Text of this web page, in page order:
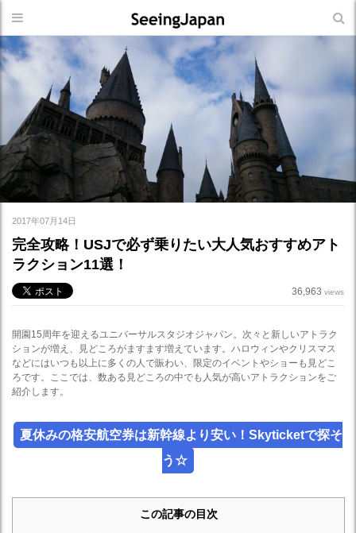
2017年07月14日
完全攻略！USJで必ず乗りたい大人気おすすめアト
ラクション11選！
36,963 views
開園15周年を迎えるユニバーサルスタジオジャパン。次々と新しいアトラク
ションが増え、見どころがますます増えています。ハロウィンやクリスマス
などにはいつも以上に多くの人で賑わい、限定のイベントやショーも見どこ
ろです。ここでは、数ある見どころの中でも人気が高いアトラクションをご
紹介します。
夏休みの格安航空券は新幹線より安い！Skyticketで探そ
う☆
この記事の目次